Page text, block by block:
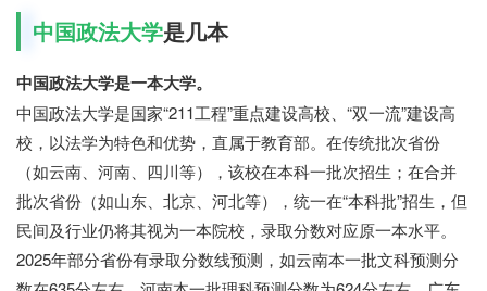
中国政法大学是几本
中国政法大学是一本大学。
中国政法大学是国家“211工程”重点建设高校、“双一流”建设高
校，以法学为特色和优势，直属于教育部。在传统批次省份
（如云南、河南、四川等），该校在本科一批次招生；在合并
批次省份（如山东、北京、河北等），统一在“本科批”招生，但
民间及行业仍将其视为一本院校，录取分数对应原一本水平。
2025年部分省份有录取分数线预测，如云南本一批文科预测分